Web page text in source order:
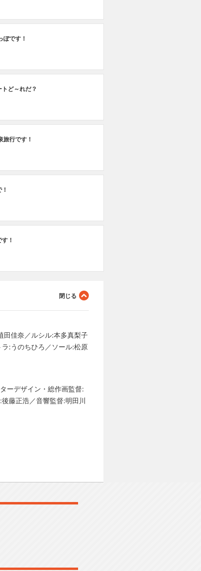
ぽです！
ど～れだ？
旅行です！
！
田佳奈／ルシル:本多真梨子
:うのちひろ／ソール:松原
ーデザイン・総作画監督:
藤正浩／音響監督:明田川